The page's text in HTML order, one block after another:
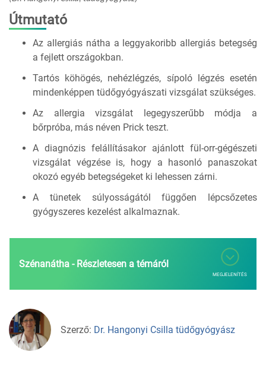
Útmutató
Az allergiás nátha a leggyakoribb allergiás betegség
a fejlett országokban.
Tartós köhögés, nehézlégzés, sípoló légzés esetén
mindenképpen tüdőgyógyászati vizsgálat szükséges.
Az allergia vizsgálat legegyszerűbb módja a
bőrpróba, más néven Prick teszt.
A diagnózis felállításakor ajánlott fül-orr-gégészeti
vizsgálat végzése is, hogy a hasonló panaszokat
okozó egyéb betegségeket ki lehessen zárni.
A tünetek súlyosságától függően lépcsőzetes
gyógyszeres kezelést alkalmaznak.
Szénanátha - Részletesen a témáról
MEGJELENÍTÉS
Szerző: Dr. Hangonyi Csilla tüdőgyógyász